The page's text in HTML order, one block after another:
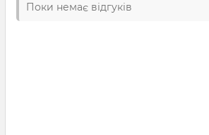
Поки немає відгуків